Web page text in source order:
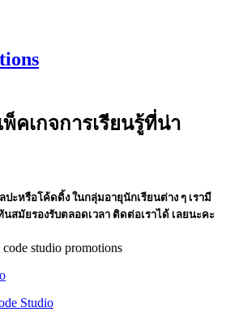
คเกจการเรียนรู้ที่น่า
ปะหรือโค้ดดิ้ง ในกลุ่มอายุนักเรียนต่าง ๆ เรามี
สมัยรองรับตลอดเวลา ติดต่อเราได้ เลยนะคะ
Studio